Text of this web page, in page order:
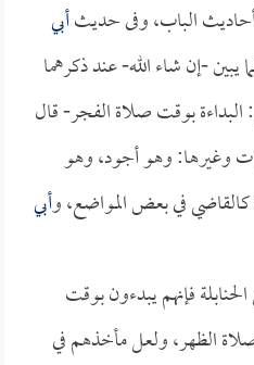
الباب، وفى حديثأبي
-إن شاء الله- عند ذكرهما
بوقت صلاة الفجر- قال
وغيرها: وهو أجود، وهو
كالقاضي في بعض المواضع، وأبي
فإنهم يبدءون بوقت
الظهر، ولعل مأخذهم في